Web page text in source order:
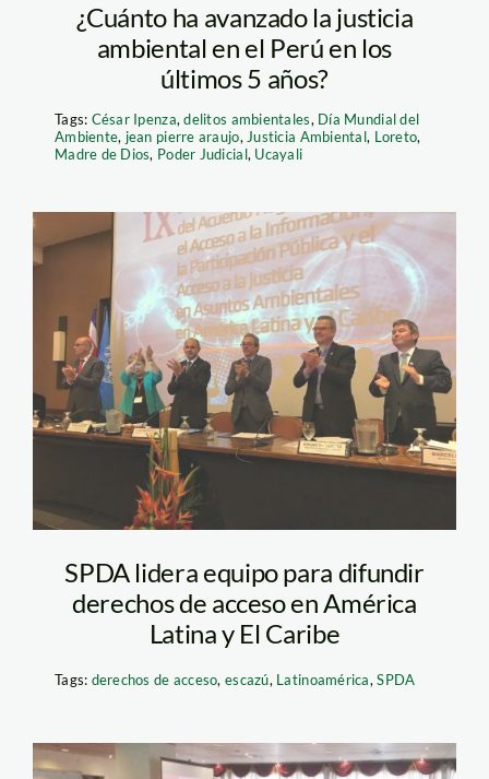
¿Cuánto ha avanzado la justicia
ambiental en el Perú en los
últimos 5 años?
Tags: César Ipenza,delitos ambientales, Día Mundial del
Ambiente, jean pierre araujo, Justicia Ambiental, Loreto,
Madre de Dios, Poder Judicial, Ucayali
cepal – escazu
SPDA lidera equipo para difundir
derechos de acceso en América
Latina y El Caribe
Tags: derechos de acceso,escazú, Latinoamérica,SPDA